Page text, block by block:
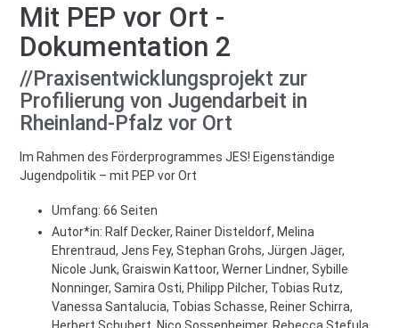
Mit PEP vor Ort -
Dokumentation 2
//Praxisentwicklungsprojekt zur
Profilierung von Jugendarbeit in
Rheinland-Pfalz vor Ort
Im Rahmen des Förderprogrammes JES! Eigenständige
Jugendpolitik – mit PEP vor Ort
Umfang: 66 Seiten
Autor*in: Ralf Decker, Rainer Disteldorf, Melina
Ehrentraud, Jens Fey, Stephan Grohs, Jürgen Jäger,
Nicole Junk, Graiswin Kattoor, Werner Lindner, Sybille
Nonninger, Samira Osti, Philipp Pilcher, Tobias Rutz,
Vanessa Santalucia, Tobias Schasse, Reiner Schirra,